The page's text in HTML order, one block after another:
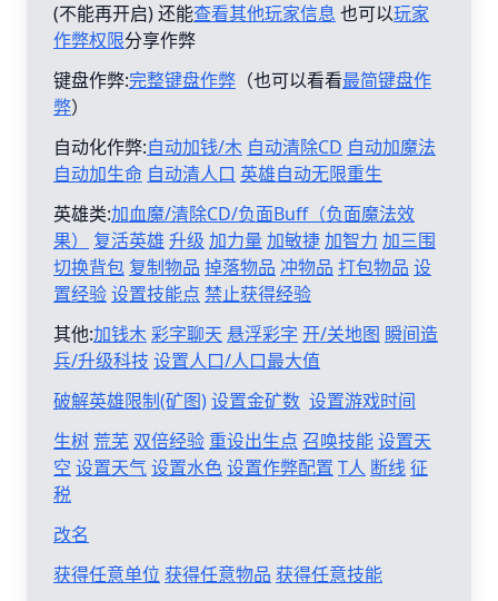
(不能再开启) 还能查看其他玩家信息 也可以玩家
作弊权限分享作弊
键盘作弊:完整键盘作弊 （也可以看看最简键盘作
弊）
自动化作弊:自动加钱/木 自动清除CD 自动加魔法
自动加生命 自动清人口 英雄自动无限重生
英雄类:加血魔/清除CD/负面Buff（负面魔法效
果）
复活英雄 升级 加力量 加敏捷加智力 加三围
切换背包 复制物品 掉落物品 冲物品 打包物品 设
置经验设置技能点 禁止获得经验
其他:加钱木彩字聊天 悬浮彩字 开/关地图 瞬间造
兵/升级科技 设置人口/人口最大值
破解英雄限制(矿图)设置金矿数 设置游戏时间
生树 荒芜 双倍经验 重设出生点 召唤技能设置天
空 设置天气设置水色设置作弊配置 T人 断线征
税
改名
获得任意单位 获得任意物品 获得任意技能